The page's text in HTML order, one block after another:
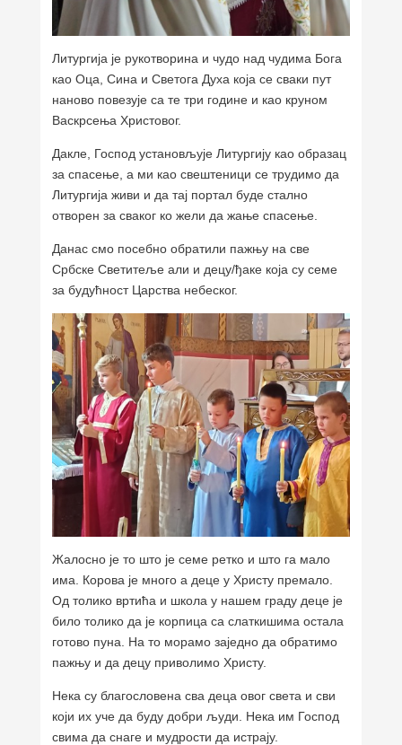
Литургија је рукотворина и чудо над чудима Бога
као Оца, Сина и Светога Духа која се сваки пут
наново повезује са те три године и као круном
Васкрсења Христовог.
Дакле, Господ установљује Литургију као образац
за спасење, а ми као свештеници се трудимо да
Литургија живи и да тај портал буде стално
отворен за сваког ко жели да жање спасење.
Данас смо посебно обратили пажњу на све
Србске Светитеље али и децу/ђаке која су семе
за будућност Царства небеског.
Жалосно је то што је семе ретко и што га мало
има. Корова је много а деце у Христу премало.
Од толико вртића и школа у нашем граду деце је
било толико да је корпица са слаткишима остала
готово пуна. На то морамо заједно да обратимо
пажњу и да децу приволимо Христу.
Нека су благословена сва деца овог света и сви
који их уче да буду добри људи. Нека им Господ
свима да снаге и мудрости да истрају.